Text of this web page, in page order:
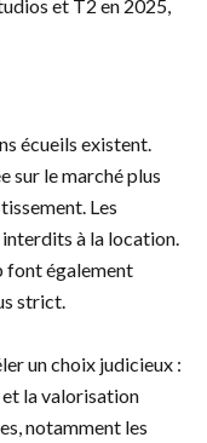
et T2 en 2025,
écueils existent.
sur le marché plus
Les
à la location.
font également
strict.
un choix judicieux :
et la valorisation
notamment les